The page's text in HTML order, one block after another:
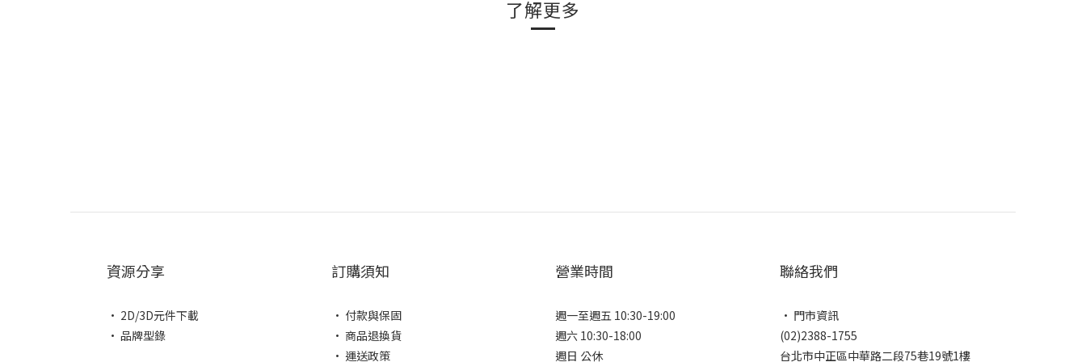
了解更多
資源分享
• 2D/3D元件下載
• 品牌型錄
訂購須知
• 付款與保固
• 商品退換貨
• 運送政策
營業時間
週一至週五 10:30-19:00
週六 10:30-18:00
週日 公休
聯絡我們
• 門市資訊
(02)2388-1755
台北市中正區中華路二段75巷19號1樓